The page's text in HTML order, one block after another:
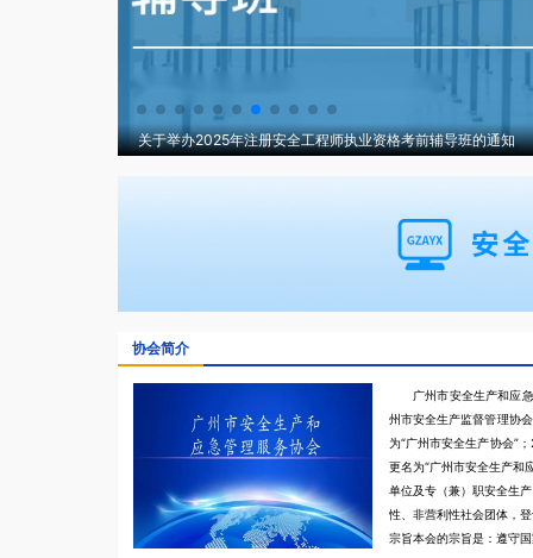
年注册安全工程师执业资格考前辅导班的通知 关于举办
协会简介
广州市安全生产和应
州市安全生产监督管理协
为“广州市安全生产协会”
更名为“广州市安全生产和
单位及专（兼）职安全生
性、非营利性社会团体，
宗旨本会的宗旨是：遵守